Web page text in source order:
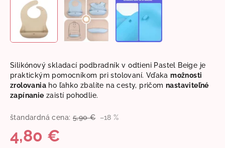
Silikónový skladací podbradník v odtieni Pastel Beige je
praktickým pomocníkom pri stolovaní. Vďakamožnosti
zrolovania ho ľahko zbalíte na cesty, pričomnastaviteľné
zapínanie zaistí pohodlie.
štandardná cena: 5,90 € –18 %
4,80 €